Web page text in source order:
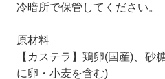
冷暗所で保管してください。
原材料
【カステラ】鶏卵(国産)、砂
に卵・小麦を含む)